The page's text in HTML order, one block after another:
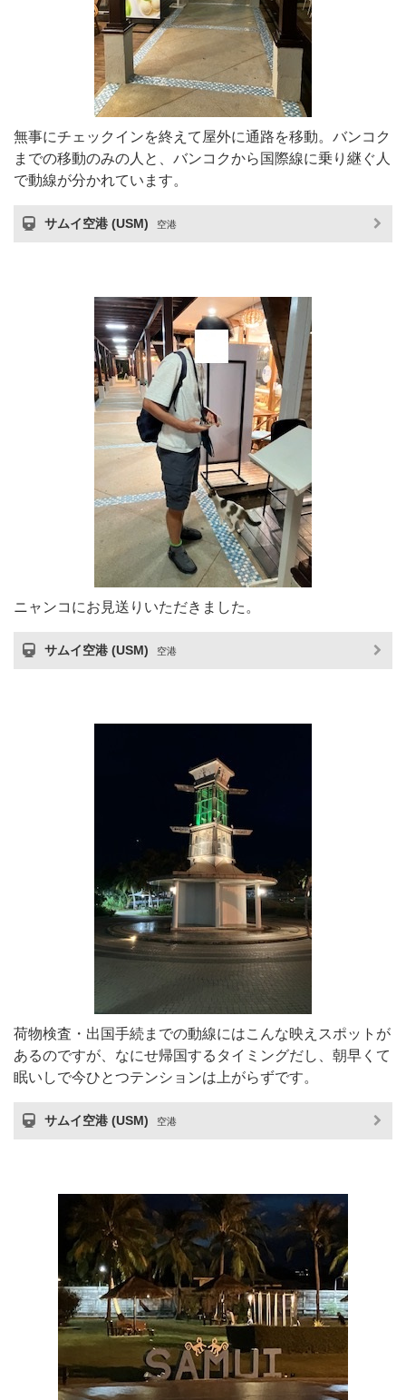
無事にチェックインを終えて屋外に通路を移動。バンコク
までの移動のみの人と、バンコクから国際線に乗り継ぐ人
で動線が分かれています。
サムイ空港 (USM) 空港
ニャンコにお見送りいただきました。
サムイ空港 (USM) 空港
荷物検査・出国手続までの動線にはこんな映えスポットが
あるのですが、なにせ帰国するタイミングだし、朝早くて
眠いしで今ひとつテンションは上がらずです。
サムイ空港 (USM) 空港